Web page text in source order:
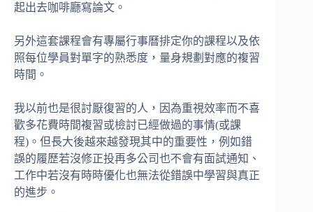
起出去咖啡廳寫論文。
另外這套課程會有專屬行事曆排定你的課程以及依
照每位學員對單字的熟悉度，量身規劃對應的複習
時間。
我以前也是很討厭復習的人，因為重視效率而不喜
歡多花費時間複習或檢討已經做過的事情(或課
程)。但長大後越來越發現其中的重要性，例如錯
誤的履歷若沒修正投再多公司也不會有面試通知、
工作中若沒有時時優化也無法從錯誤中學習與真正
的進步。